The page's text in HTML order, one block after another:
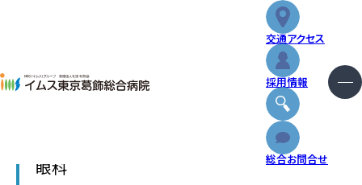
交通アクセス
採用情報
総合お問合せ
入院・お見舞い
外来体制表
眼科